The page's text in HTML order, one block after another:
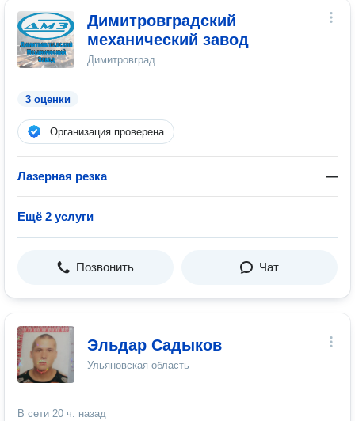
Димитровградский
механический завод
Димитровград
3 оценки
Организация проверена
Лазерная резка —
Ещё 2 услуги
Позвонить Чат
Эльдар Садыков
Ульяновская область
В сети 20 ч. назад